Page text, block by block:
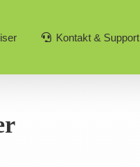
Kontakt & Support